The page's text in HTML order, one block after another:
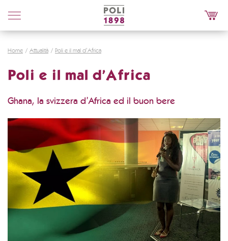
Poli
Distillerie
Home Attualità Poli e il mal d’Africa
Poli e il mal d’Africa
Ghana, la svizzera d’Africa ed il buon bere